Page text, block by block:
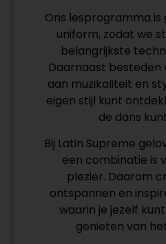
Ons lesprogramma
uniform, zodat we
belangrijkste
Daarnaast besteden
aan muzikaliteit en
eigen stijl kunt
de dans
Bij Latin Supreme
een combinatie is
plezier. Daarom
ontspannen en
waarin je jezelf
genieten van